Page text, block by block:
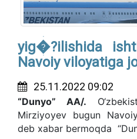
yig�?ilishida
Navoiy viloyatiga
25.11.2022 09:02
“Dunyo” AA/.
Mirziyoyev bugun
deb xabar bermoqda